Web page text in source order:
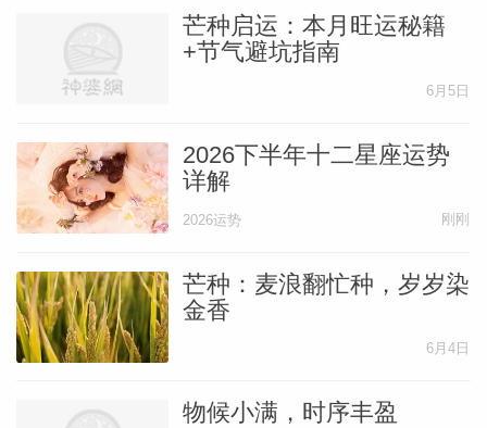
网
芒种启运：本月旺运秘籍
+节气避坑指南
6月5日
2026下半年十二星座运势
详解
2026运势 刚刚
芒种：麦浪翻忙种，岁岁染
金香
6月4日
物候小满，时序丰盈